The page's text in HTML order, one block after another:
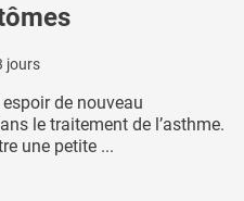
jours
de nouveau
le traitement de l’asthme.
une petite ...